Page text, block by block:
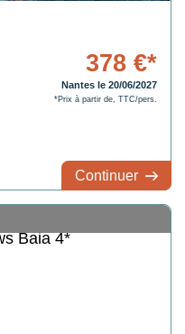
378 €*
Nantes le 20/06/2027
*Prix à partir de, TTC/pers.
Continuer